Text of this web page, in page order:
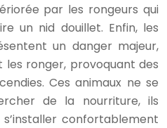
par les rongeurs qui
un nid douillet. Enfin, les
un danger majeur,
ronger, provoquant des
Ces animaux ne se
de la nourriture, ils
confortablement